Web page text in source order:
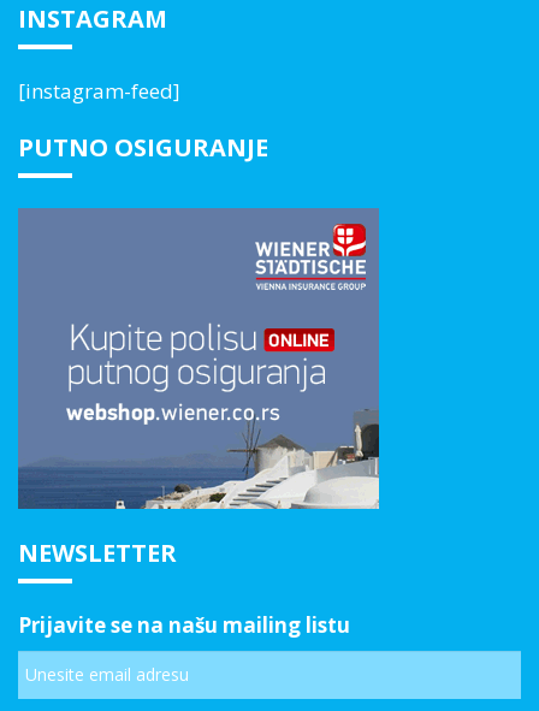
INSTAGRAM
[instagram-feed]
PUTNO OSIGURANJE
NEWSLETTER
Prijavite se na našu mailing listu